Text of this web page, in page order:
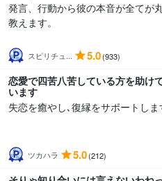
発言、行動から彼の本音が全てが
教えます。
スピリチュ... 5.0(933)
恋愛で四苦八苦している方を助け
います
失恋を癒やし､復縁をサポートしま
ツカハラ 5.0(212)